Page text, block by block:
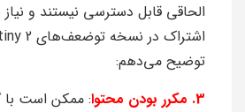
الحاقی قابل دسترسی نیستند و نیاز
توضیح می‌دهم:
3. مکرر بودن محتوا
: ممکن است با